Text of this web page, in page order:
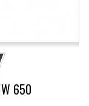
650